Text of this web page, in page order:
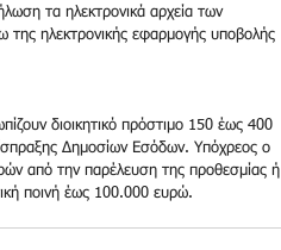
τα ηλεκτρονικά αρχεία των
της ηλεκτρονικής εφαρμογής υποβολής
διοικητικό πρόστιμο 150 έως 400
Δημοσίων Εσόδων. Υπόχρεος ο
από την παρέλευση της προθεσμίας ή
ποινή έως 100.000 ευρώ.